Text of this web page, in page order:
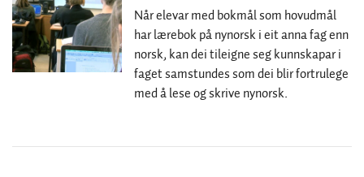
Når elevar med bokmål som hovudmål
har lærebok på nynorsk i eit anna fag enn
norsk, kan dei tileigne seg kunnskapar i
faget samstundes som dei blir fortrulege
med å lese og skrive nynorsk.